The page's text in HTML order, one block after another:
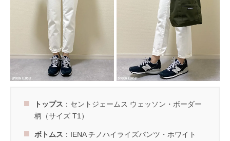
トップス ：セントジェームス ウェッソン・ボーダー
柄（サイズ T1）
ボトムス ：IENA チノハイライズパンツ・ホワイト